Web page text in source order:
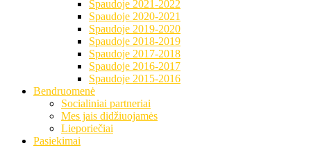
Spaudoje 2021-2022
Spaudoje 2020-2021
Spaudoje 2019-2020
Spaudoje 2018-2019
Spaudoje 2017-2018
Spaudoje 2016-2017
Spaudoje 2015-2016
Bendruomenė
Socialiniai partneriai
Mes jais didžiuojamės
Lieporiečiai
Pasiekimai